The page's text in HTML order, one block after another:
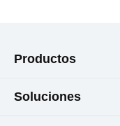
Productos
Soluciones